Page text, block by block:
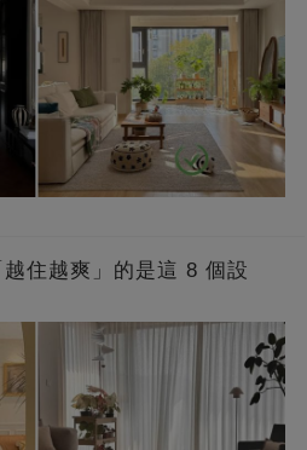
住越爽」的是這 8 個設